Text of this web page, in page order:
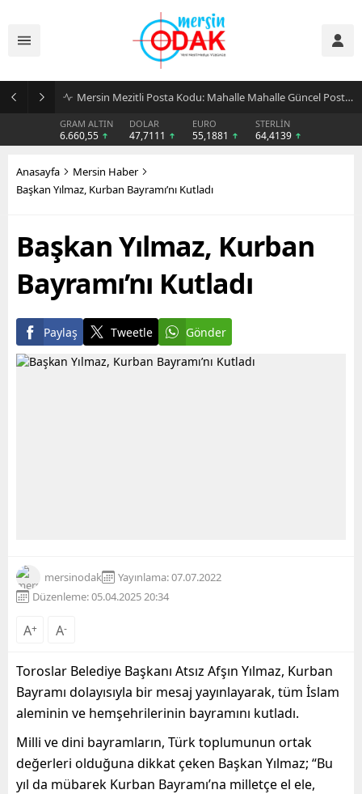
Günlük Stil İçin Erkek Sneaker Önerileri
GRAM ALTIN
6.660,55
DOLAR
47,7111
EURO
55,1881
STERLİN
64,4139
Anasayfa
Mersin Haber
Başkan Yılmaz, Kurban Bayramı’nı Kutladı
Başkan Yılmaz, Kurban
Bayramı’nı Kutladı
Paylaş Tweetle Gönder
mersinodak
Yayınlama: 07.07.2022
Düzenleme: 05.04.2025 20:34
A+ A-
Toroslar Belediye Başkanı Atsız Afşın Yılmaz, Kurban
Bayramı dolayısıyla bir mesaj yayınlayarak, tüm İslam
aleminin ve hemşehrilerinin bayramını kutladı.
Milli ve dini bayramların, Türk toplumunun ortak
değerleri olduğuna dikkat çeken Başkan Yılmaz; “Bu
yıl da mübarek Kurban Bayramı’na milletçe el ele,